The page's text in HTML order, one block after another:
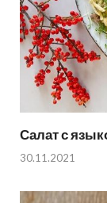
Салат с
30.11.2021